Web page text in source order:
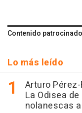
Contenido patrocinado
Lo más leído
Arturo
La Odisea
nolanescas